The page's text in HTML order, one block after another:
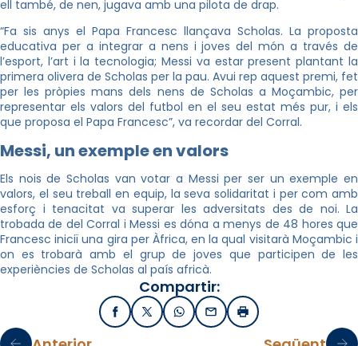
ell també, de nen, jugava amb una pilota de drap.
“Fa sis anys el Papa Francesc llançava Scholas. La proposta
educativa per a integrar a nens i joves del món a través de
l’esport, l’art i la tecnologia; Messi va estar present plantant la
primera olivera de Scholas per la pau. Avui rep aquest premi, fet
per les pròpies mans dels nens de Scholas a Moçambic, per
representar els valors del futbol en el seu estat més pur, i els
que proposa el Papa Francesc”, va recordar del Corral.
Messi, un exemple en valors
Els nois de Scholas van votar a Messi per ser un exemple en
valors, el seu treball en equip, la seva solidaritat i per com amb
esforç i tenacitat va superar les adversitats des de noi. La
trobadade del Corral i Messi es dóna a menys de 48 hores que
Francesc iniciï una gira per Àfrica, en la qual visitarà Moçambic i
on es trobarà amb el grup de joves que participen de les
experiències de Scholas al país africà.
Compartir:
FacebookX / TwitterWhatsApp
EmailImprimir